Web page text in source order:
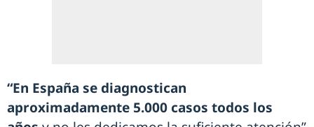
“En España se diagnostican
aproximadamente 5.000 casos todos los